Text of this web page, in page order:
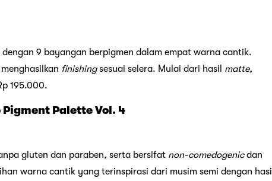
9 bayangan berpigmen dalam empat warna cantik.
finishingsesuai selera. Mulai dari hasil matte,
195.000.
Palette Vol. 4
gluten dan paraben, serta bersifat non-comedogenicdan
warna cantik yang terinspirasi dari musim semi dengan hasil